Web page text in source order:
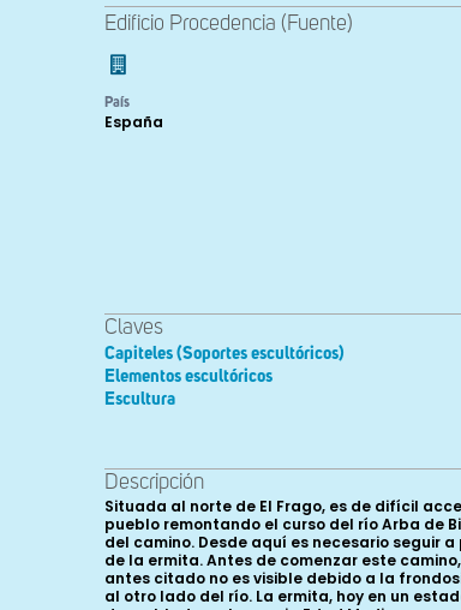
Edificio Procedencia (Fuente)
País
España
Claves
Capiteles (Soportes escultóricos)
Elementos escultóricos
Escultura
Descripción
Situada al norte de El Frago, es de difícil
pueblo remontando el curso del río Arba de
del camino. Desde aquí es necesario seguir
de la ermita. Antes de comenzar este
antes citado no es visible debido a la
al otro lado del río. La ermita, hoy en un